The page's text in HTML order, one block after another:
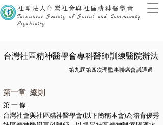
社團法人台灣社會與社區精神醫學會
Taiwanese Society of Social and Community
Psychiatry
台灣社區精神醫學會專科醫師訓練醫院辦法
​第九屆第四次理監事聯席會議通過
第一章 總則
第 一 條
台灣社會與社區精神醫學會(以下簡稱本會)為培育優秀